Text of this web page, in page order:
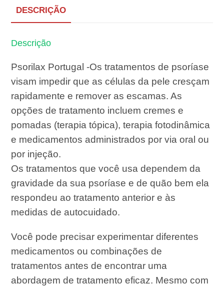
DESCRIÇÃO
Descrição
Psorilax Portugal -Os tratamentos de psoríase
visam impedir que as células da pele cresçam
rapidamente e remover as escamas. As
opções de tratamento incluem cremes e
pomadas (terapia tópica), terapia fotodinâmica
e medicamentos administrados por via oral ou
por injeção.
Os tratamentos que você usa dependem da
gravidade da sua psoríase e de quão bem ela
respondeu ao tratamento anterior e às
medidas de autocuidado.
Você pode precisar experimentar diferentes
medicamentos ou combinações de
tratamentos antes de encontrar uma
abordagem de tratamento eficaz. Mesmo com